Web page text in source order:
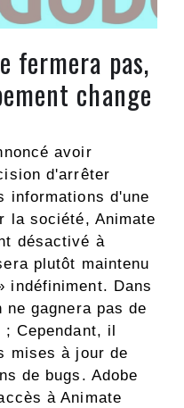
fermera pas,
change
avoir
d'arrêter
informations d'une
la société, Animate
désactivé à
plutôt maintenu
indéfiniment. Dans
gagnera pas de
Cependant, il
mises à jour de
de bugs. Adobe
à Animate